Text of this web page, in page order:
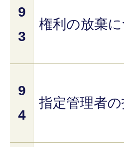
9
3
権利の放棄
9
4
指定管理者